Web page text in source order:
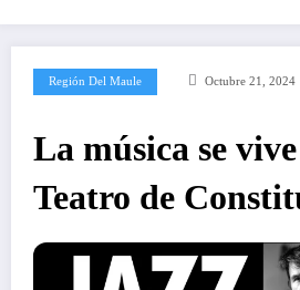
Región Del Maule Octubre 21, 2024
La música se
Teatro de